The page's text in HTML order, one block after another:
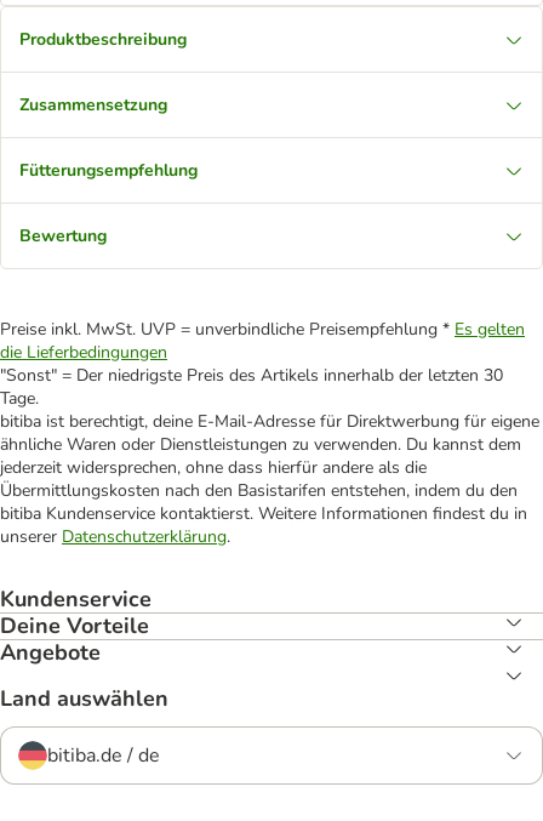
Produktbeschreibung
Zusammensetzung
Fütterungsempfehlung
Bewertung
Preise inkl. MwSt. UVP = unverbindliche Preisempfehlung * Es gelten
die Lieferbedingungen
"Sonst" = Der niedrigste Preis des Artikels innerhalb der letzten 30
Tage.
bitiba ist berechtigt, deine E-Mail-Adresse für Direktwerbung für eigene
ähnliche Waren oder Dienstleistungen zu verwenden. Du kannst dem
jederzeit widersprechen, ohne dass hierfür andere als die
Übermittlungskosten nach den Basistarifen entstehen, indem du den
bitiba Kundenservice kontaktierst. Weitere Informationen findest du in
unserer Datenschutzerklärung.
Kundenservice
Deine Vorteile
Angebote
Land auswählen
bitiba.de / de